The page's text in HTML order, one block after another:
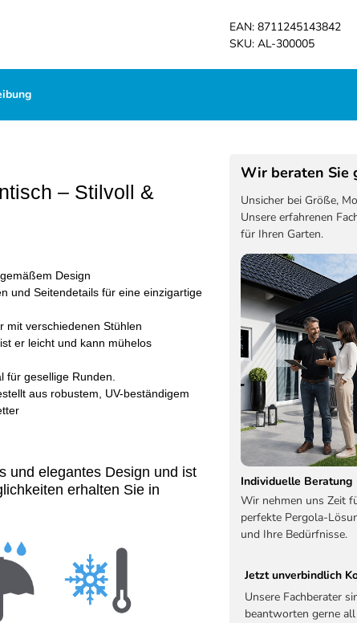
EAN: 8711245143842
SKU: AL-300005
– Stilvoll &
Design
und Seitendetails für eine einzigartige
mit verschiedenen Stühlen
er leicht und kann mühelos
für gesellige Runden.
aus robustem, UV-beständigem
und elegantes Design und ist
erhalten Sie in
Wir beraten Sie
Unsicher bei Größe,
Unsere erfahrenen
für Ihren Garten.
Individuelle Beratung
Wir nehmen uns Zeit
perfekte Pergola-
und Ihre Bedürfnisse.
Jetzt unverbindlich
Unsere Fachberater
beantworten gerne